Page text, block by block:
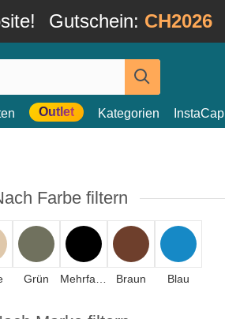
Gutschein: CH2026
Outlet Kategorien InstaCap
Farbe filtern
Grün Braun Blau